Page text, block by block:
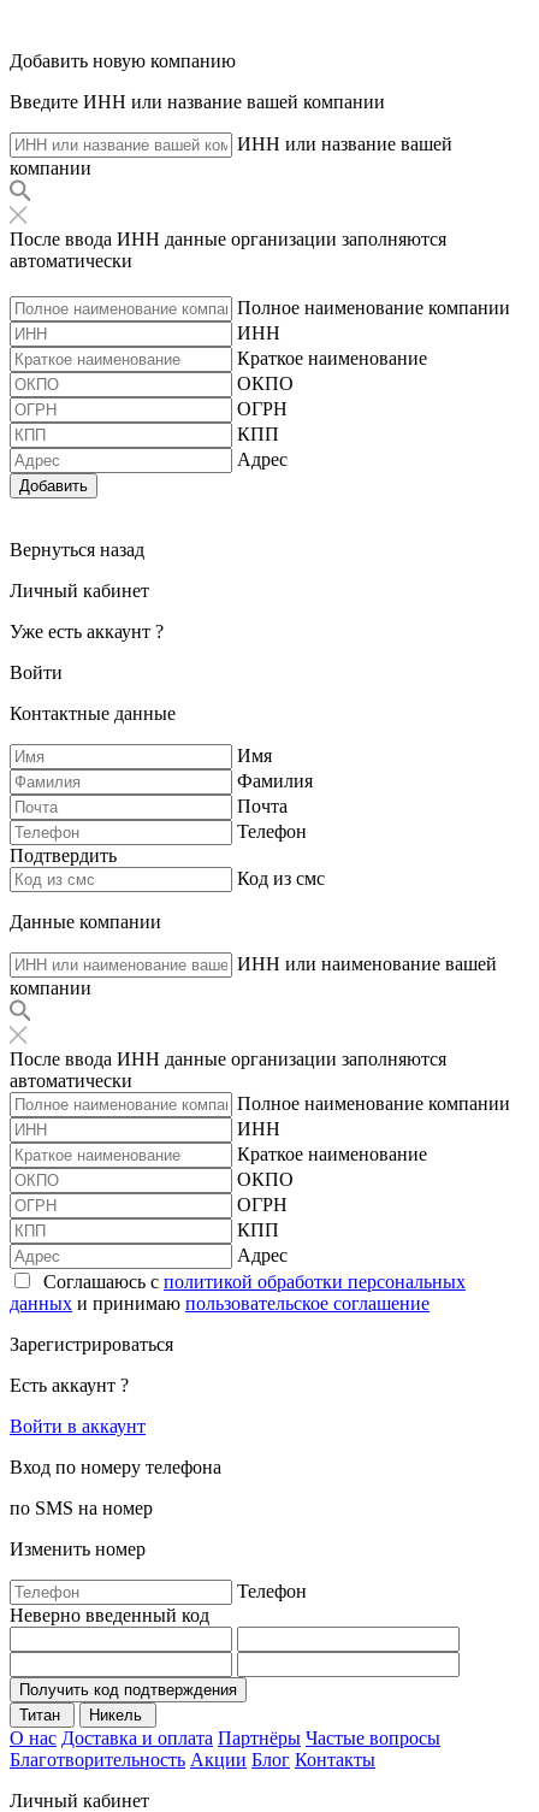
Добавить новую компанию
Введите ИНН или название вашей компании
ИНН или название вашей
компании
После ввода ИНН данные организации заполняются
автоматически
Полное наименование компании
ИНН
Краткое наименование
ОКПО
ОГРН
КПП
Адрес
Добавить
Вернуться назад
Личный кабинет
Уже есть аккаунт ?
Войти
Контактные данные
Имя
Фамилия
Почта
Телефон
Подтвердить
Код из смс
Данные компании
ИНН или наименование вашей
компании
После ввода ИНН данные организации заполняются
автоматически
Полное наименование компании
ИНН
Краткое наименование
ОКПО
ОГРН
КПП
Адрес
Соглашаюсь с политикой обработки персональных
данных и принимаю пользовательское соглашение
Зарегистрироваться
Есть аккаунт ?
Войти в аккаунт
Вход по номеру телефона
по SMS на номер
Изменить номер
Телефон
Неверно введенный код
Получить код подтверждения
Титан
Никель
О нас Доставка и оплата Партнёры Частые вопросы
Благотворительность Акции Блог Контакты
Личный кабинет